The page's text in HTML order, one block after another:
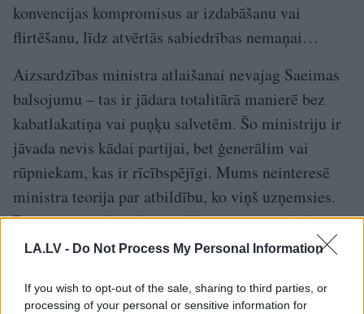
LA.LV - Do Not Process My Personal Information
If you wish to opt-out of the sale, sharing to third parties, or
processing of your personal or sensitive information for
konvencijas kompromisus ar izdabāšanu vai
flirtēšanu, līdz atvērtās sabiedrības nemaņai…
Aizsardzības ministra atlaišanai nevajag Saeimas
balsojumu – tas ir jādara totalitārā manierē bez
kabatlakatiņa vai puņķu salvetēm. Šo ministriju ir
jāvada nevis kādai partijai, bet ģenerālim vai
rūpniekam, kas ir rīcībspējīgi. Mums neinteresē
ministra teorija par atbildību, ko viņš uzņemsies.
Droni pierobežā saka priekšā – beidzam izlikties,
ka viss notiks pats no sevis. Kam tas nepielec,
podus.